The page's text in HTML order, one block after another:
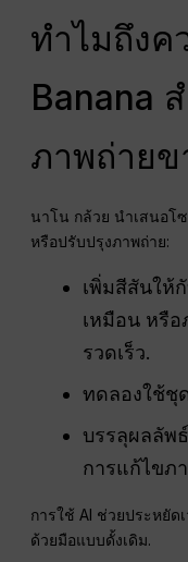
ทำไมถึงค
Banana
ภาพถ่ายข
นาโน กล้วย นำเสนอโ
หรือปรับปรุงภาพถ่าย:
เพิ่มสีสันให้
เหมือน หรือ
รวดเร็ว.
ทดลองใช้ชุ
บรรลุผลลัพ
การแก้ไขภ
การใช้ AI ช่วยประหยัด
ด้วยมือแบบดั้งเดิม.